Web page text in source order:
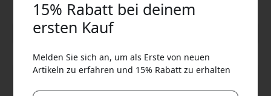
Alle Kategorien anzeigen
15% Rabatt bei deinem
ersten Kauf
Melden Sie sich an, um als Erste von neuen
Artikeln zu erfahren und 15% Rabatt zu erhalten
Verwende diesen Code an der Kasse, um 15%
Rabatt zu erhalten.